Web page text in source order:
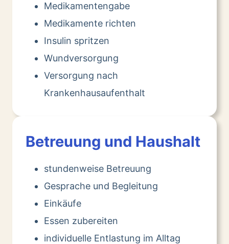
Medikamentengabe
Medikamente richten
Insulin spritzen
Wundversorgung
Versorgung nach
Krankenhausaufenthalt
Betreuung und Haushalt
stundenweise Betreuung
Gesprache und Begleitung
Einkäufe
Essen zubereiten
individuelle Entlastung im Alltag